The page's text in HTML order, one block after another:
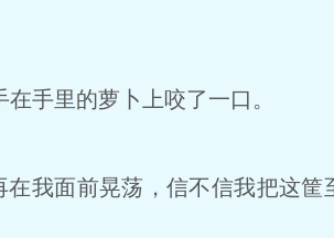
手里的萝卜上咬了一口。
面前晃荡，信不信我把这筐